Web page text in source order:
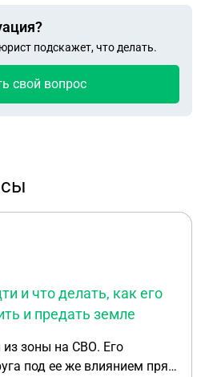
подскажет, что делать.
свой вопрос
и что делать, как его
и предать земле
зоны на СВО. Его
под ее же влиянием прям